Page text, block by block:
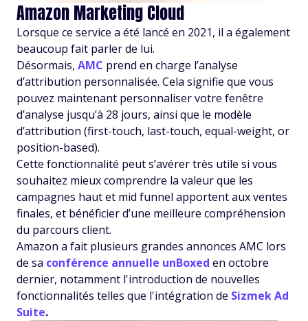
Amazon Marketing Cloud
Lorsque ce service a été lancé en 2021, il a également
beaucoup fait parler de lui.
Désormais, AMC prend en charge l’analyse
d’attribution personnalisée. Cela signifie que vous
pouvez maintenant personnaliser votre fenêtre
d’analyse jusqu’à 28 jours, ainsi que le modèle
d’attribution (first-touch, last-touch, equal-weight, or
position-based).
Cette fonctionnalité peut s’avérer très utile si vous
souhaitez mieux comprendre la valeur que les
campagnes haut et mid funnel apportent aux ventes
finales, et bénéficier d’une meilleure compréhension
du parcours client.
Amazon a fait plusieurs grandes annonces AMC lors
de sa conférence annuelle unBoxed en octobre
dernier, notamment l'introduction de nouvelles
fonctionnalités telles que l'intégration de Sizmek Ad
Suite.